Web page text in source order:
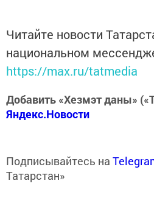
Читайте новости
национальном
https://max.ru/tatmedia
Добавить «Хезмэт даны»
Яндекс.Новости
Подписывайтесь на
Татарстан»